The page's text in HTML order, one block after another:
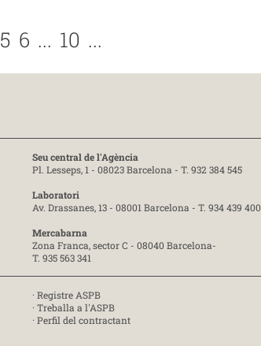
5 6 ... 10 ...
Seu central de l'Agència
Pl. Lesseps, 1 - 08023 Barcelona - T. 932 384 545
Laboratori
Av. Drassanes, 13 - 08001 Barcelona - T. 934 439 400
Mercabarna
Zona Franca, sector C - 08040 Barcelona-
T. 935 563 341
· Registre ASPB
· Treballa a l'ASPB
· Perfil del contractant